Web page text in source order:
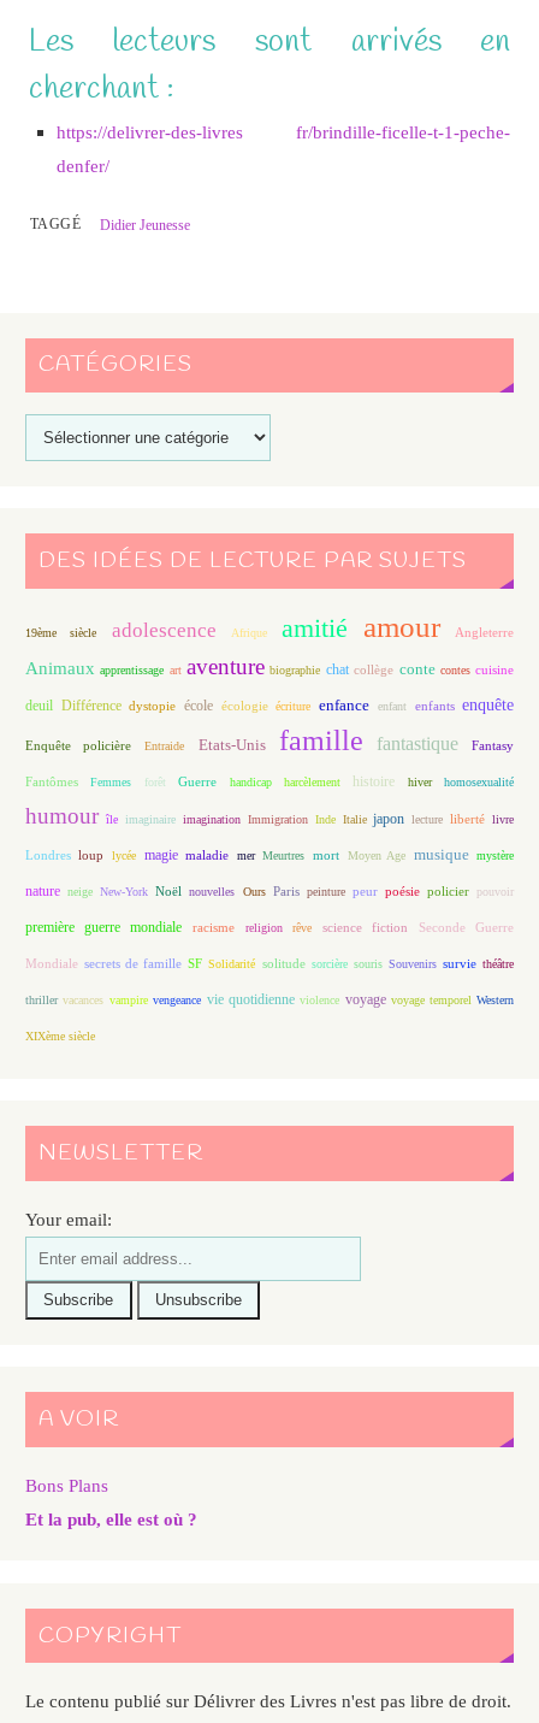
Les lecteurs sont arrivés en
cherchant :
https://delivrer-des-livres fr/brindille-ficelle-t-1-peche-
denfer/
TAGGÉ Didier Jeunesse
CATÉGORIES
DES IDÉES DE LECTURE PAR SUJETS
19ème siècle adolescence Afrique amitié amour Angleterre
Animaux apprentissage art aventure biographie chat collège conte contes cuisine
deuil Différence dystopie école écologie écriture enfance enfant enfants enquête
Enquête policière Entraide Etats-Unis famille fantastique Fantasy
Fantômes Femmes forêt Guerre handicap harcèlement histoire hiver homosexualité
humour île imaginaire imagination Immigration Inde Italie japon lecture liberté livre
Londres loup lycée magie maladie mer Meurtres mort Moyen Age musique mystère
nature neige New-York Noël nouvelles Ours Paris peinture peur poésie policier pouvoir
première guerre mondiale racisme religion rêve science fiction Seconde Guerre
Mondiale secrets de famille SF Solidarité solitude sorcière souris Souvenirs survie théâtre
thriller vacances vampire vengeance vie quotidienne violence voyage voyage temporel Western
XIXème siècle
NEWSLETTER
Your email:
A VOIR
Bons Plans
Et la pub, elle est où ?
COPYRIGHT
Le contenu publié sur Délivrer des Livres n'est pas libre de droit.